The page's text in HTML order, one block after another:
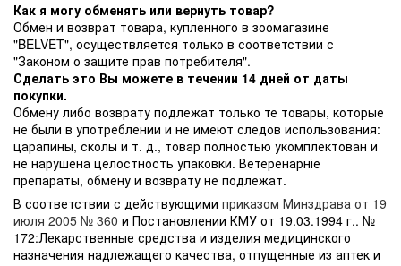
Как я могу обменять или вернуть товар?
Обмен и возврат товара, купленного в зоомагазине
"BELVET", осуществляется только в соответствии с
"Законом о защите прав потребителя".
Сделать это Вы можете в течении 14 дней от даты
покупки.
Обмену либо возврату подлежат только те товары, которые
не были в употреблении и не имеют следов использования:
царапины, сколы и т. д., товар полностью укомплектован и
не нарушена целостность упаковки. Ветеренарніе
препараты, обмену и возврату не подлежат.
В соответствии с действующими приказом Минздрава от 19
июля 2005 № 360 и Постановлении КМУ от 19.03.1994 г.. №
172:Лекарственные средства и изделия медицинского
назначения надлежащего качества, отпущенные из аптек и